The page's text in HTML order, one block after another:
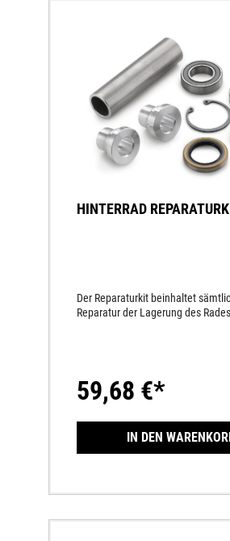
HINTERRAD
Der Reparaturkit beinhaltet
Reparatur der Lagerung des
59,68 €*
IN DEN